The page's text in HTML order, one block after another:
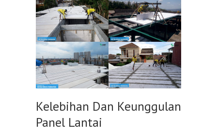
Kelebihan Dan Keunggulan
Panel Lantai